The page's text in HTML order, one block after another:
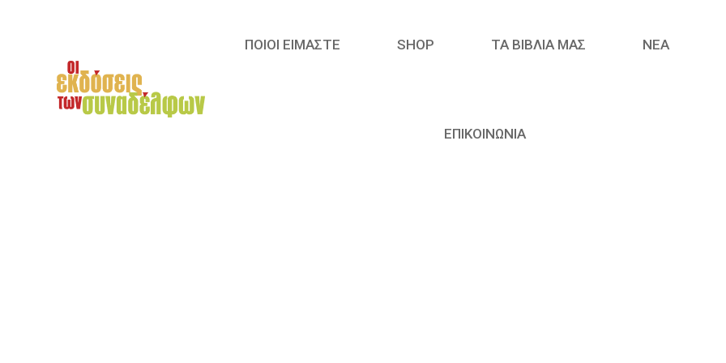
ΠΟΙΟΙ ΕΙΜΑΣΤΕ SHOP ΤΑ ΒΙΒΛΙΑ ΜΑΣ ΝΈΑ
ΕΠΙΚΟΙΝΩΝΙΑ